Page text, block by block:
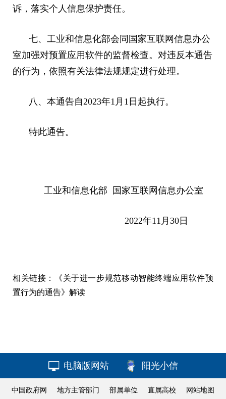
诉，落实个人信息保护责任。
七、工业和信息化部会同国家互联网信息办公
室加强对预置应用软件的监督检查。对违反本通告
的行为，依照有关法律法规规定进行处理。
八、本通告自2023年1月1日起执行。
特此通告。
工业和信息化部 国家互联网信息办公室
2022年11月30日
相关链接：
《关于进一步规范移动智能终端应用软件预
置行为的通告》解读
电脑版网站 阳光小信
中国政府网 地方主管部门 部属单位 直属高校 网站地图